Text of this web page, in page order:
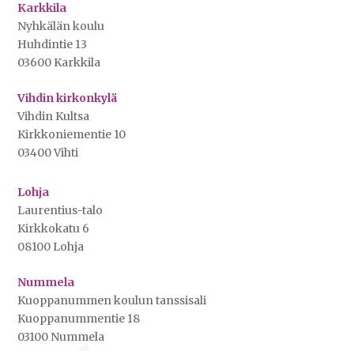
Karkkila
Nyhkälän koulu
Huhdintie 13
03600 Karkkila
Vihdin kirkonkylä
Vihdin Kultsa
Kirkkoniementie 10
03400 Vihti
Lohja
Laurentius-talo
Kirkkokatu 6
08100 Lohja
Nummela
Kuoppanummen koulun tanssisali
Kuoppanummentie 18
03100 Nummela